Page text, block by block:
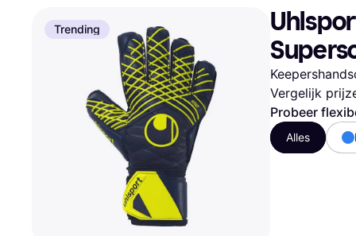
Bol
H&M
Trending
Vergelijk
Probeer
Alles